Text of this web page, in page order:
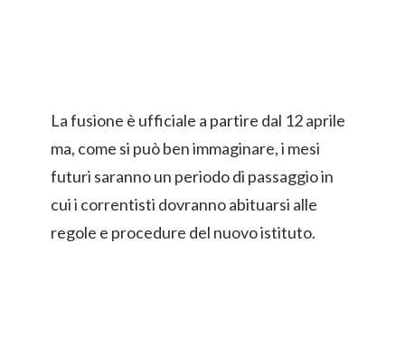
La fusione è ufficiale a partire dal 12 aprile
ma, come si può ben immaginare, i mesi
futuri saranno un periodo di passaggio in
cui i correntisti dovranno abituarsi alle
regole e procedure del nuovo istituto.